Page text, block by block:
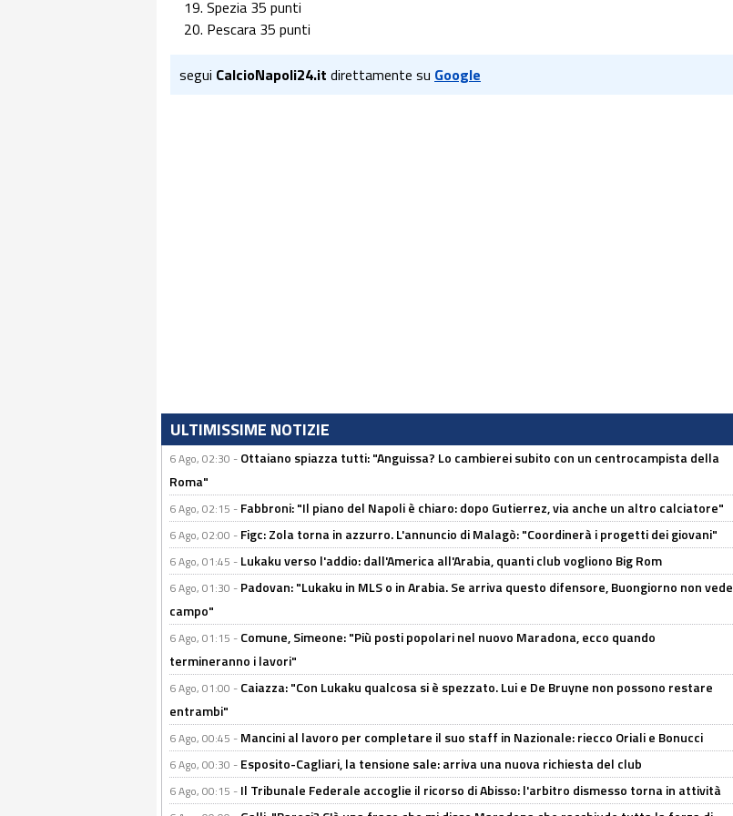
Spezia 35 punti
Pescara 35 punti
segui CalcioNapoli24.it direttamente su Google
ULTIMISSIME NOTIZIE
6 Ago, 02:30 - Ottaiano spiazza tutti: "Anguissa? Lo cambierei subito con un centrocampista della
Roma"
6 Ago, 02:15 - Fabbroni: "Il piano del Napoli è chiaro: dopo Gutierrez, via anche un altro calciatore"
6 Ago, 02:00 - Figc: Zola torna in azzurro. L'annuncio di Malagò: "Coordinerà i progetti dei giovani"
6 Ago, 01:45 - Lukaku verso l'addio: dall'America all'Arabia, quanti club vogliono Big Rom
6 Ago, 01:30 - Padovan: "Lukaku in MLS o in Arabia. Se arriva questo difensore, Buongiorno non vede
campo"
6 Ago, 01:15 - Comune, Simeone: "Più posti popolari nel nuovo Maradona, ecco quando
termineranno i lavori"
6 Ago, 01:00 - Caiazza: "Con Lukaku qualcosa si è spezzato. Lui e De Bruyne non possono restare
entrambi"
6 Ago, 00:45 - Mancini al lavoro per completare il suo staff in Nazionale: riecco Oriali e Bonucci
6 Ago, 00:30 - Esposito-Cagliari, la tensione sale: arriva una nuova richiesta del club
6 Ago, 00:15 - Il Tribunale Federale accoglie il ricorso di Abisso: l'arbitro dismesso torna in attività